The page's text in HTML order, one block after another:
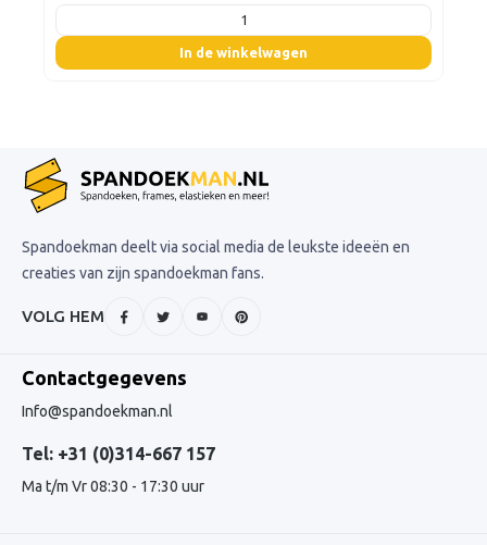
In de winkelwagen
Spandoekman deelt via social media de leukste ideeën en
creaties van zijn spandoekman fans.
VOLG HEM
Contactgegevens
Info@spandoekman.nl
Tel: +31 (0)314-667 157
Ma t/m Vr 08:30 - 17:30 uur